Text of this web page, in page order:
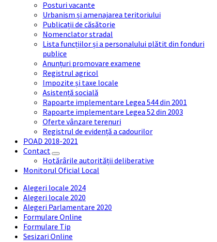
Posturi vacante
Urbanism și amenajarea teritoriului
Publicații de căsătorie
Nomenclator stradal
Lista funcțiilor și a personalului plătit din fonduri
publice
Anunțuri promovare examene
Registrul agricol
Impozite și taxe locale
Asistență socială
Rapoarte implementare Legea 544 din 2001
Rapoarte implementare Legea 52 din 2003
Oferte vânzare terenuri
Registrul de evidență a cadourilor
POAD 2018-2021
Contact
Hotărârile autorității deliberative
Monitorul Oficial Local
Alegeri locale 2024
Alegeri locale 2020
Alegeri Parlamentare 2020
Formulare Online
Formulare Tip
Sesizari Online